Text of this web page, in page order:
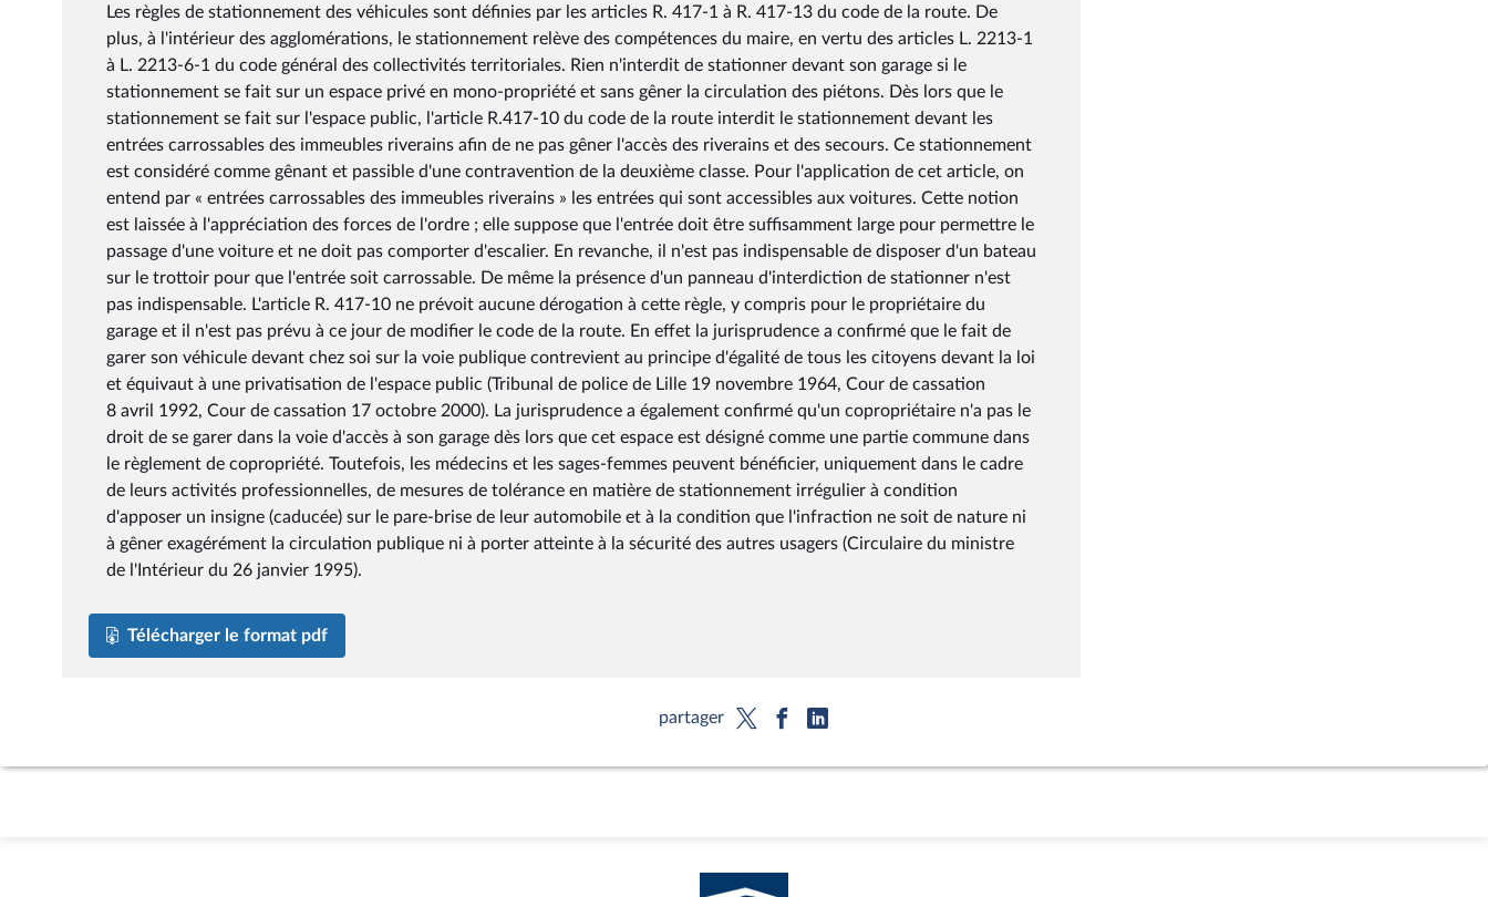
Les règles de stationnement des véhicules sont définies par les articles R. 417-1 à R. 417-13 du code de la route. De
plus, à l'intérieur des agglomérations, le stationnement relève des compétences du maire, en vertu des articles L. 2213-1
à L. 2213-6-1 du code général des collectivités territoriales. Rien n'interdit de stationner devant son garage si le
stationnement se fait sur un espace privé en mono-propriété et sans gêner la circulation des piétons. Dès lors que le
stationnement se fait sur l'espace public, l'article R.417-10 du code de la route interdit le stationnement devant les
entrées carrossables des immeubles riverains afin de ne pas gêner l'accès des riverains et des secours. Ce stationnement
est considéré comme gênant et passible d'une contravention de la deuxième classe. Pour l'application de cet article, on
entend par « entrées carrossables des immeubles riverains » les entrées qui sont accessibles aux voitures. Cette notion
est laissée à l'appréciation des forces de l'ordre ; elle suppose que l'entrée doit être suffisamment large pour permettre le
passage d'une voiture et ne doit pas comporter d'escalier. En revanche, il n'est pas indispensable de disposer d'un bateau
sur le trottoir pour que l'entrée soit carrossable. De même la présence d'un panneau d'interdiction de stationner n'est
pas indispensable. L'article R. 417-10 ne prévoit aucune dérogation à cette règle, y compris pour le propriétaire du
garage et il n'est pas prévu à ce jour de modifier le code de la route. En effet la jurisprudence a confirmé que le fait de
garer son véhicule devant chez soi sur la voie publique contrevient au principe d'égalité de tous les citoyens devant la loi
et équivaut à une privatisation de l'espace public (Tribunal de police de Lille 19 novembre 1964, Cour de cassation
8 avril 1992, Cour de cassation 17 octobre 2000). La jurisprudence a également confirmé qu'un copropriétaire n'a pas le
droit de se garer dans la voie d'accès à son garage dès lors que cet espace est désigné comme une partie commune dans
le règlement de copropriété. Toutefois, les médecins et les sages-femmes peuvent bénéficier, uniquement dans le cadre
de leurs activités professionnelles, de mesures de tolérance en matière de stationnement irrégulier à condition
d'apposer un insigne (caducée) sur le pare-brise de leur automobile et à la condition que l'infraction ne soit de nature ni
à gêner exagérément la circulation publique ni à porter atteinte à la sécurité des autres usagers (Circulaire du ministre
de l'Intérieur du 26 janvier 1995).
Télécharger le format pdf
partager